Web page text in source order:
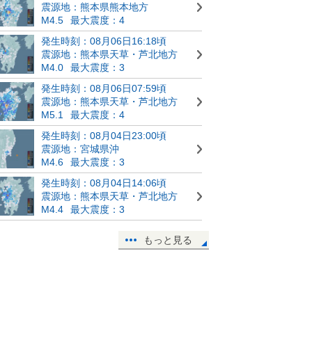
震源地：熊本県熊本地方
M4.5
最大震度：4
発生時刻：08月06日16:18頃
震源地：熊本県天草・芦北地方
M4.0
最大震度：3
発生時刻：08月06日07:59頃
震源地：熊本県天草・芦北地方
M5.1
最大震度：4
発生時刻：08月04日23:00頃
震源地：宮城県沖
M4.6
最大震度：3
発生時刻：08月04日14:06頃
震源地：熊本県天草・芦北地方
M4.4
最大震度：3
もっと見る